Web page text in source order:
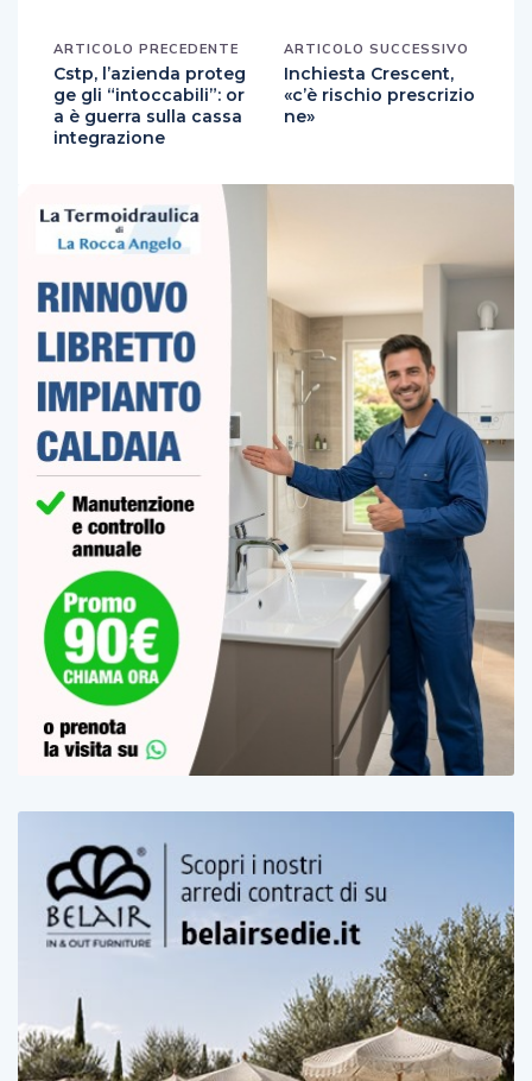
ARTICOLO PRECEDENTE
Cstp, l’azienda proteg
ge gli “intoccabili”: or
a è guerra sulla cassa
integrazione
ARTICOLO SUCCESSIVO
Inchiesta Crescent,
«c’è rischio prescrizio
ne»